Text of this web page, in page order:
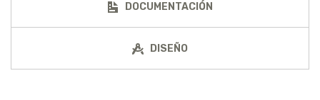
DOCUMENTACIÓN
DISEÑO